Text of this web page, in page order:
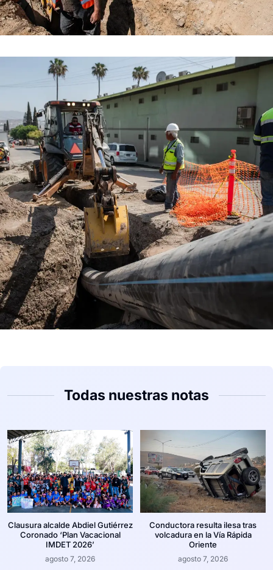
Todas nuestras notas
Clausura alcalde Abdiel Gutiérrez
Coronado ‘Plan Vacacional
IMDET 2026’
agosto 7, 2026
Conductora resulta ilesa tras
volcadura en la Vía Rápida
Oriente
agosto 7, 2026